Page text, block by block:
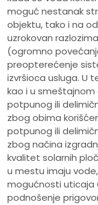
moguć nestanak
objektu, tako i na
uzrokovan
(ogromno
preopterećenje
izvršioca usluga. U
kao i u
potpunog ili
zbog obima
potpunog ili
zbog načina
kvalitet solarnih
u mestu imaju
mogućnosti uticaja
podnošenje